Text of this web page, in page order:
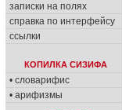
записки на полях
справка по интерфейсу
ссылки
КОПИЛКА СИЗИФА
• словарифис
• арифизмы